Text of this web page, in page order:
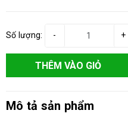
Số lượng: +
-
THÊM VÀO GIỎ
Mô tả sản phẩm